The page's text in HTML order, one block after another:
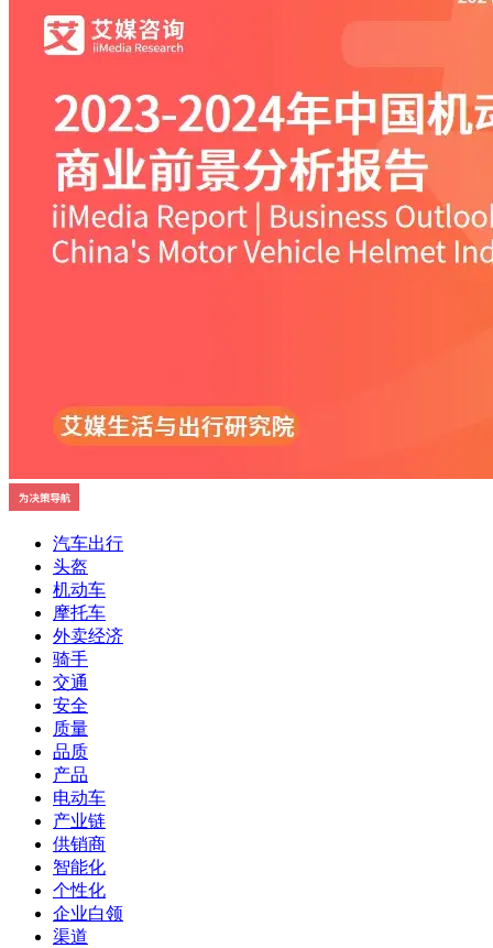
汽车出行
头盔
机动车
摩托车
外卖经济
骑手
交通
安全
质量
品质
产品
电动车
产业链
供销商
智能化
个性化
企业白领
渠道